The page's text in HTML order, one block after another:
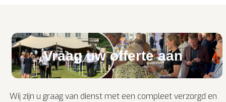
Vraag uw offerte aan
Wij zijn u graag van dienst met een compleet verzorgd en